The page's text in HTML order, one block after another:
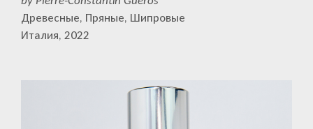
Древесные, Пряные, Шипровые
Италия, 2022